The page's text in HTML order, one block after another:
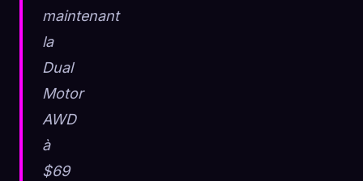
maintenant
la
Dual
Motor
AWD
à
$69